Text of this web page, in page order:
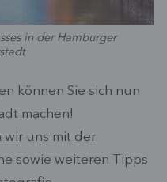
in der Hamburger
können Sie sich nun
machen!
wir uns mit der
sowie weiteren Tipps